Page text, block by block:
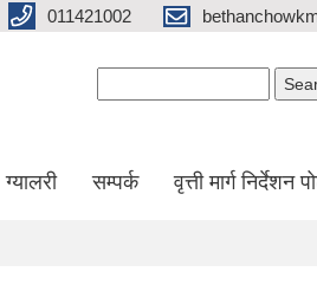
011421002
ग्यालरी सम्पर्क वृत्ती मार्ग निर्देशन